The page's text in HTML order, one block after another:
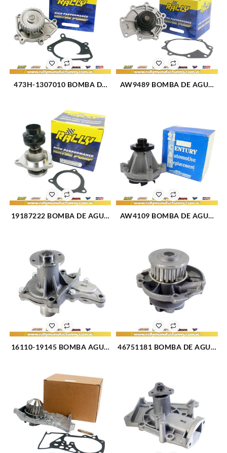
473H-1307010 BOMBA DE
AW9489 BOMBA DE AGUA
19187222 BOMBA DE AGUA
AW4109 BOMBA DE AGUA
16110-19145 BOMBA AGUA
(3225)
46751181 BOMBA DE AGUA